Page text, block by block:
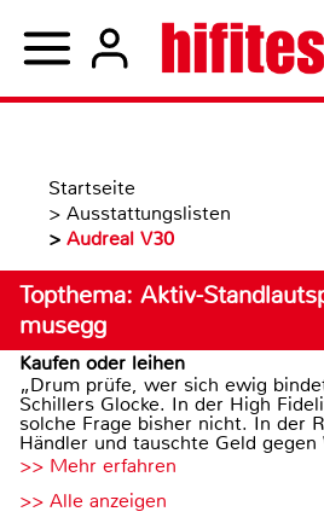
Startseite
> Ausstattungslisten
> Audreal V30
Topthema: Aktiv-
musegg
Kaufen oder leihen
„Drum prüfe, wer sich ewig
Schillers Glocke. In der High
solche Frage bisher nicht. In der
Händler und tauschte Geld gegen
>> Mehr erfahren
>> Alle anzeigen